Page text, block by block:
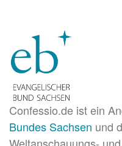
Confessio.de ist ein
Bundes Sachsen und